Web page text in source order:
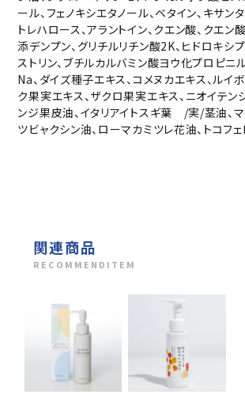
ール、フェノキシエタノール、ベタイン、キサン
トレハロース、アラントイン、クエン酸、クエ
添デンプン、グリチルリチン酸2K、ヒドロキシ
ストリン、ブチルカルバミン酸ヨウ化プロピニ
Na、ダイズ種子エキス、コメヌカエキス、ルイ
ク果実エキス、ザクロ果実エキス、ニオイテン
ンジ果皮油、イタリアイトスギ葉 /実/茎油、マ
ツビャクシン油、ローマカミツレ花油、トコフ
関連商品
RECOMMENDITEM